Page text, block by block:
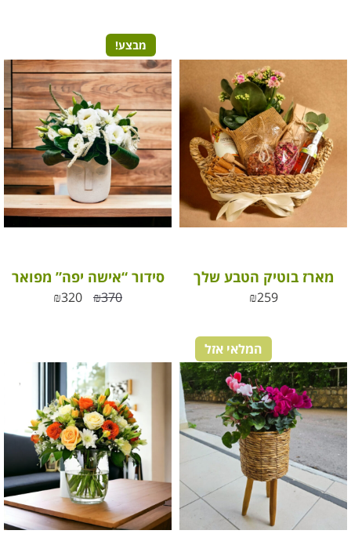
מארז בוטיק הטבע שלך
₪259
מבצע!
סידור “אישה יפה” מפואר
₪370
₪320
המלאי אזל